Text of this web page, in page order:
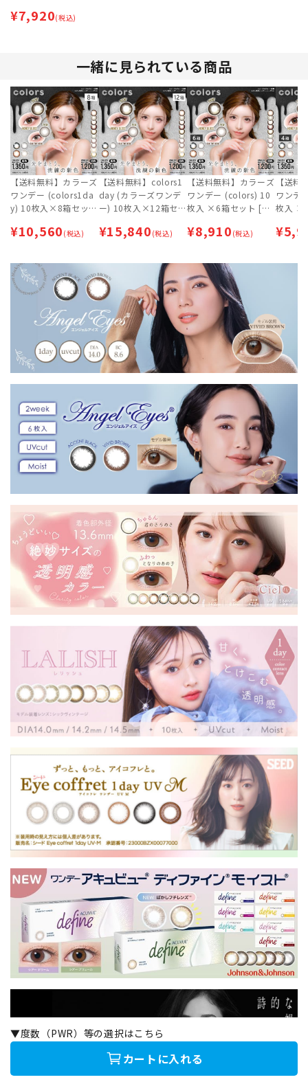
▼度数（PWR）等の選択はこちら
カートに入れる
コン 【ネコポス専
¥7,920(税込)
一緒に見られている商品
【送料無料】カラーズ
ワンデー (colors1da
y) 10枚入×8箱セット
コン
¥10,560 (税込)
【送料無料】colors1
day (カラーズワンデ
ー) 10枚入×12箱セッ
¥15,840 (税込)
【送料無料】カラーズ
ワンデー (colors) 10
枚入 ×6箱セット [新
| ワンデー【ネコポス
¥8,910 (税込)
【送料
ワンデ
枚入
| ワン
¥